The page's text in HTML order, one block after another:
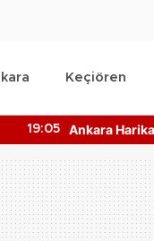
Keçiören
19:05
Ankara
Giriş